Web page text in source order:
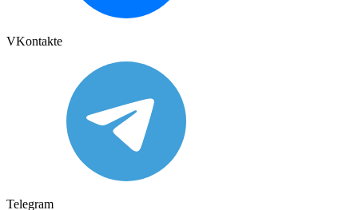
VKontakte
Telegram